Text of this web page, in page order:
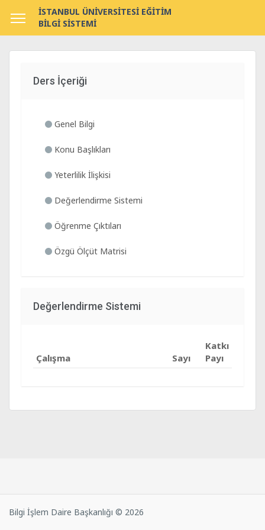
İSTANBUL ÜNİVERSİTESİ EĞİTİM
BİLGİ SİSTEMİ
Ders İçeriği
Genel Bilgi
Konu Başlıkları
Yeterlilik İlişkisi
Değerlendirme Sistemi
Öğrenme Çıktıları
Özgü Ölçüt Matrisi
Değerlendirme Sistemi
Çalışma Sayı
Katkı
Payı
Bilgi İşlem Daire Başkanlığı © 2026